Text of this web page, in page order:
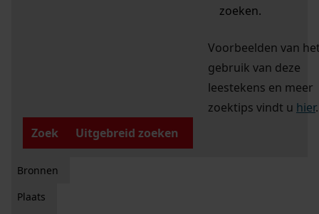
zoeken.
Voorbeelden van
gebruik van deze
leestekens en meer
zoektips vindt u hier.
Zoek
Uitgebreid zoeken
Bronnen
Plaats